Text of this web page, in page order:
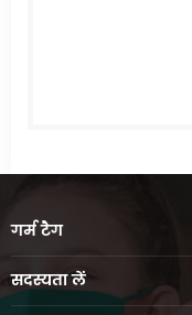
गर्मटैग
सदस्यता लें